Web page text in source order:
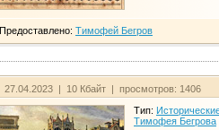
Предоставлено: Тимофей Бегров
27.04.2023 | 10 Кбайт | просмотров: 1406
Тип:
Тимофея Бегрова